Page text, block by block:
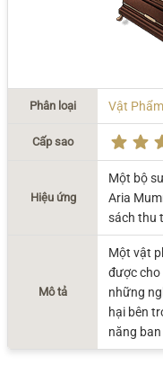
Phân loại Vật
Cấp sao
Hiệu ứng
Một bộ
Aria
sách thu
Mô tả
Một vật
được cho
những
hại bên
năng